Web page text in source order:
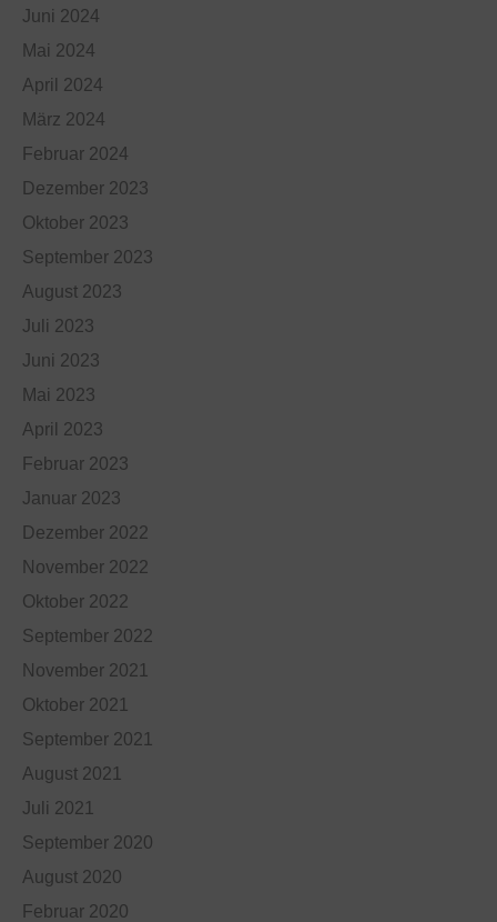
Juni 2024
Mai 2024
April 2024
März 2024
Februar 2024
Dezember 2023
Oktober 2023
September 2023
August 2023
Juli 2023
Juni 2023
Mai 2023
April 2023
Februar 2023
Januar 2023
Dezember 2022
November 2022
Oktober 2022
September 2022
November 2021
Oktober 2021
September 2021
August 2021
Juli 2021
September 2020
August 2020
Februar 2020